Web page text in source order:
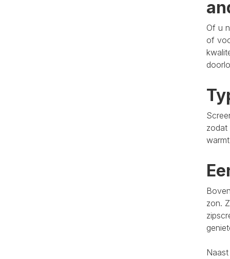
Of u
of
zodat
zon.